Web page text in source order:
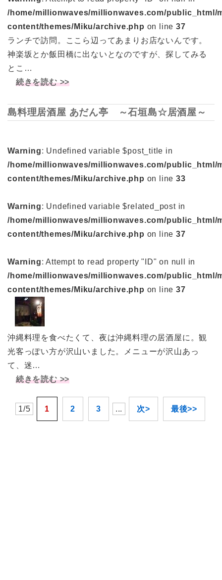
/home/millionwaves/millionwaves.com/public_html/
content/themes/Miku/archive.php on line37
ランチで訪問。ここら辺ってあまりお店ないんです。
神楽坂とか飯田橋に出ないとなのですが、探してみる
とこ…
続きを読む >>
島料理居酒屋 あだん亭 ～石垣島☆居酒屋～
Warning: Undefined variable $post_title in
/home/millionwaves/millionwaves.com/public_html/
content/themes/Miku/archive.php on line33
Warning: Undefined variable $related_post in
/home/millionwaves/millionwaves.com/public_html/
content/themes/Miku/archive.php on line37
Warning: Attempt to read property "ID" on null in
/home/millionwaves/millionwaves.com/public_html/
content/themes/Miku/archive.php on line37
沖縄料理を食べたくて、夜は沖縄料理の居酒屋に。観
光客っぽい方が沢山いました。メニューが沢山あっ
て、迷…
続きを読む >>
1/5 1 2 3 ... 次> 最後>>